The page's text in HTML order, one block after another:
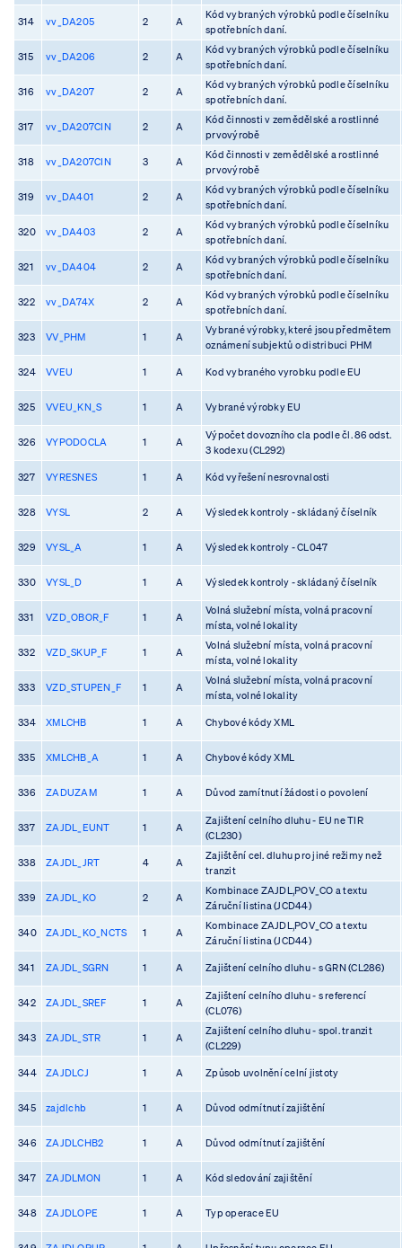
314 vv_DA205 2 A
Kód vybraných výrobků podle číselníku
spotřebních daní.
315 vv_DA206 2 A
Kód vybraných výrobků podle číselníku
spotřebních daní.
316 vv_DA207 2 A
Kód vybraných výrobků podle číselníku
spotřebních daní.
317 vv_DA207CIN 2 A
Kód činnosti v zemědělské a rostlinné
prvovýrobě
318 vv_DA207CIN 3 A
Kód činnosti v zemědělské a rostlinné
prvovýrobě
319 vv_DA401 2 A
Kód vybraných výrobků podle číselníku
spotřebních daní.
320 vv_DA403 2 A
Kód vybraných výrobků podle číselníku
spotřebních daní.
321 vv_DA404 2 A
Kód vybraných výrobků podle číselníku
spotřebních daní.
322 vv_DA74X 2 A
Kód vybraných výrobků podle číselníku
spotřebních daní.
323 VV_PHM 1 A
Vybrané výrobky, které jsou předmětem
oznámení subjektů o distribuci PHM
324 VVEU 1 A Kod vybraného vyrobku podle EU
325 VVEU_KN_S 1 A Vybrané výrobky EU
326 VYPODOCLA 1 A
Výpočet dovozního cla podle čl. 86 odst.
3 kodexu (CL292)
327 VYRESNES 1 A Kód vyřešení nesrovnalosti
328 VYSL 2 A Výsledek kontroly - skládaný číselník
329 VYSL_A 1 A Výsledek kontroly - CL047
330 VYSL_D 1 A Výsledek kontroly - skládaný číselník
331 VZD_OBOR_F 1 A
Volná služební místa, volná pracovní
místa, volné lokality
332 VZD_SKUP_F 1 A
Volná služební místa, volná pracovní
místa, volné lokality
333 VZD_STUPEN_F 1 A
Volná služební místa, volná pracovní
místa, volné lokality
334 XMLCHB 1 A Chybové kódy XML
335 XMLCHB_A 1 A Chybové kódy XML
336 ZADUZAM 1 A Důvod zamítnutí žádosti o povolení
337 ZAJDL_EUNT 1 A
Zajištení celního dluhu - EU ne TIR
(CL230)
338 ZAJDL_JRT 4 A
Zajištění cel. dluhu pro jiné režimy než
tranzit
339 ZAJDL_KO 2 A
Kombinace ZAJDL,POV_CO a textu
Záruční listina (JCD44)
340 ZAJDL_KO_NCTS 1 A
Kombinace ZAJDL,POV_CO a textu
Záruční listina (JCD44)
341 ZAJDL_SGRN 1 A Zajištení celního dluhu - s GRN (CL286)
342 ZAJDL_SREF 1 A
Zajištení celního dluhu - s referencí
(CL076)
343 ZAJDL_STR 1 A
Zajištení celního dluhu - spol. tranzit
(CL229)
344 ZAJDLCJ 1 A Způsob uvolnění celní jistoty
345 zajdlchb 1 A Důvod odmítnutí zajištění
346 ZAJDLCHB2 1 A Důvod odmítnutí zajištění
347 ZAJDLMON 1 A Kód sledování zajištění
348 ZAJDLOPE 1 A Typ operace EU